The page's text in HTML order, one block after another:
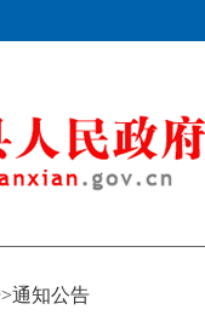
通知公告